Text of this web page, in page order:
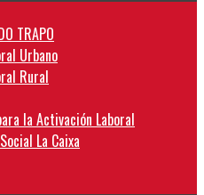
TRAPO
Urbano
Rural
la Activación Laboral
La Caixa